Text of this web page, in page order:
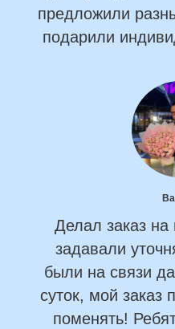
предложили
подарили
Делал заказ на
задавали
были на связи
суток, мой заказ
поменять!